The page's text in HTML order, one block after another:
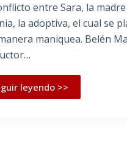
entre Sara, la
la adoptiva, el cual se
maniquea. Belén
leyendo >>